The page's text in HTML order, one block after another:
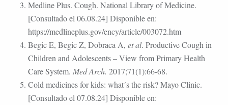
Medline Plus. Cough. National Library of Medicine.
[Consultado el 06.08.24] Disponible en:
https://medlineplus.gov/ency/article/003072.htm
Begic E, Begic Z, Dobraca A, et al. Productive Cough in
Children and Adolescents – View from Primary Health
Care System. Med Arch. 2017;71(1):66-68.
Cold medicines for kids: what´s the risk? Mayo Clinic.
[Consultado el 07.08.24] Disponible en: